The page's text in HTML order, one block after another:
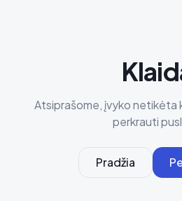
Atsiprašome, įvyko netikėta
perkrauti
Pradžia